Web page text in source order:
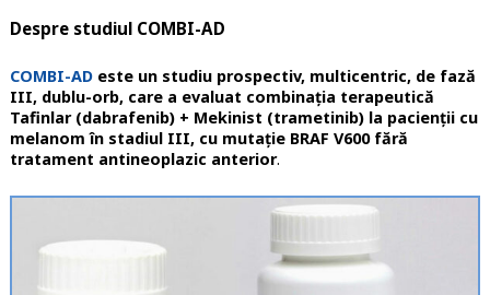
Despre studiul COMBI-AD
COMBI-ADeste un studiu prospectiv, multicentric, de fază
III, dublu-orb, care a evaluat combinația terapeutică
Tafinlar (dabrafenib) + Mekinist (trametinib) la pacienții cu
melanom în stadiul III, cu mutație BRAF V600 fără
tratament antineoplazic anterior.